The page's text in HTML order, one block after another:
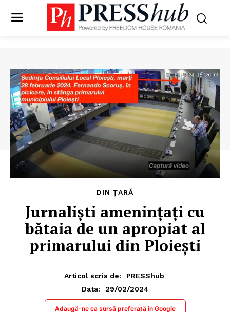
DIN ȚARĂ
Jurnaliști amenințați cu
bătaia de un apropiat al
primarului din Ploiești
Articol scris de:
PRESShub
Data:
29/02/2024
Adaugă-ne ca sursă preferată în Google